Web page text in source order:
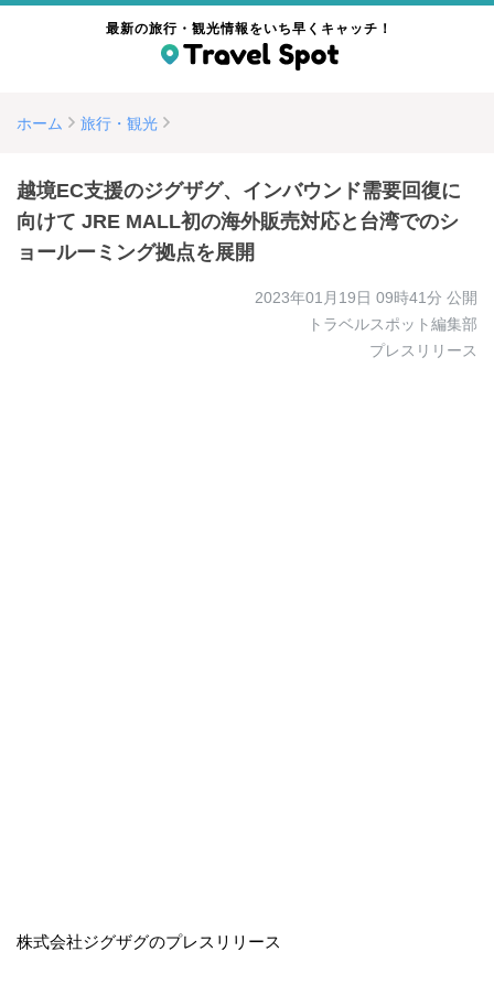
最新の旅行・観光情報をいち早くキャッチ！
ホーム 旅行・観光
越境EC支援のジグザグ、インバウンド需要回復に
向けて JRE MALL初の海外販売対応と台湾でのシ
ョールーミング拠点を展開
2023年01月19日 09時41分 公開
トラベルスポット編集部
プレスリリース
株式会社ジグザグのプレスリリース